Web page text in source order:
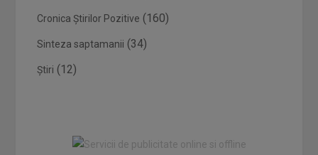
Cronica Știrilor Pozitive (160)
Sinteza saptamanii (34)
Știri (12)